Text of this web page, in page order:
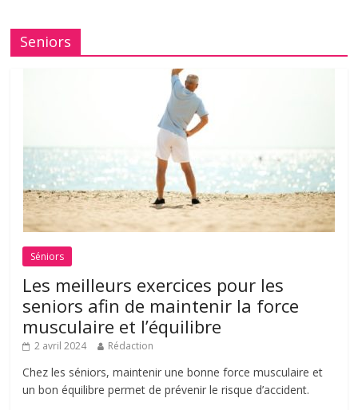
Seniors
Séniors
Les meilleurs exercices pour les
seniors afin de maintenir la force
musculaire et l’équilibre
2 avril 2024 Rédaction
Chez les séniors, maintenir une bonne force musculaire et
un bon équilibre permet de prévenir le risque d’accident.